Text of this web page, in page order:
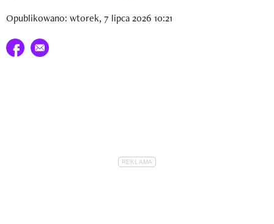
Opublikowano: wtorek, 7 lipca 2026 10:21
Udostępnij na facebook
E-mail do przyjaciela